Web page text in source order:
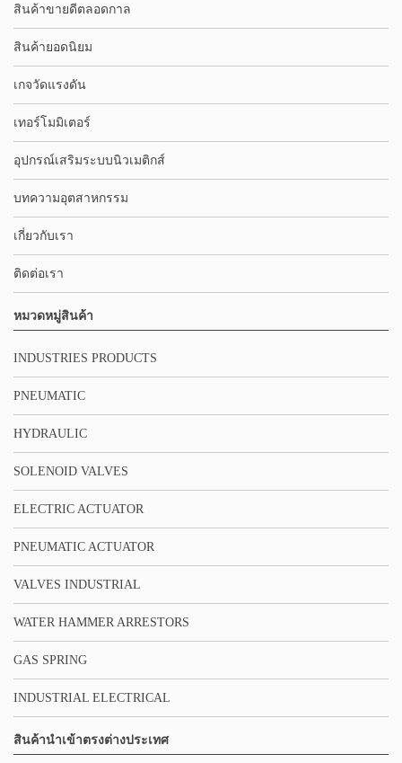
สินค้าขายดีตลอดกาล
สินค้ายอดนิยม
เกจวัดแรงดัน
เทอร์โมมิเตอร์
อุปกรณ์เสริมระบบนิวเมติกส์
บทความอุตสาหกรรม
เกี่ยวกับเรา
ติดต่อเรา
หมวดหมู่สินค้า
INDUSTRIES PRODUCTS
PNEUMATIC
HYDRAULIC
SOLENOID VALVES
ELECTRIC ACTUATOR
PNEUMATIC ACTUATOR
VALVES INDUSTRIAL
WATER HAMMER ARRESTORS
GAS SPRING
INDUSTRIAL ELECTRICAL
สินค้านำเข้าตรงต่างประเทศ